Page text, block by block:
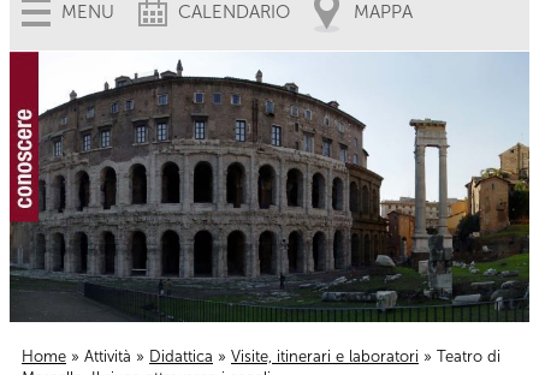
MENU CALENDARIO MAPPA
Home » Attività » Didattica » Visite, itinerari e laboratori » Teatro di